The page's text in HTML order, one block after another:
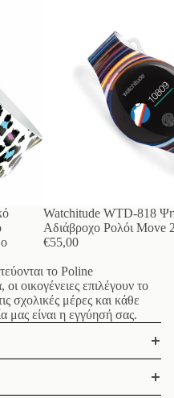
Watchitude WTD-818
Αδιάβροχο Ρολόι Move
€55,00
το Poline
οικογένειες επιλέγουν το
σχολικές μέρες και κάθε
μας είναι η εγγύησή σας.